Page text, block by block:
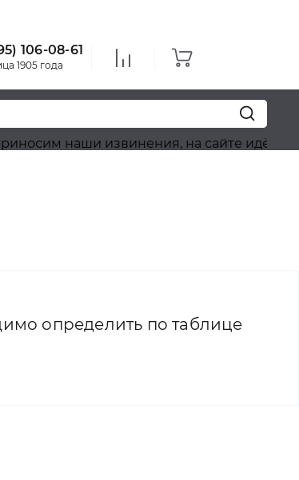
106-08-61
1905 года
на сайте идёт обновление
определить по таблице